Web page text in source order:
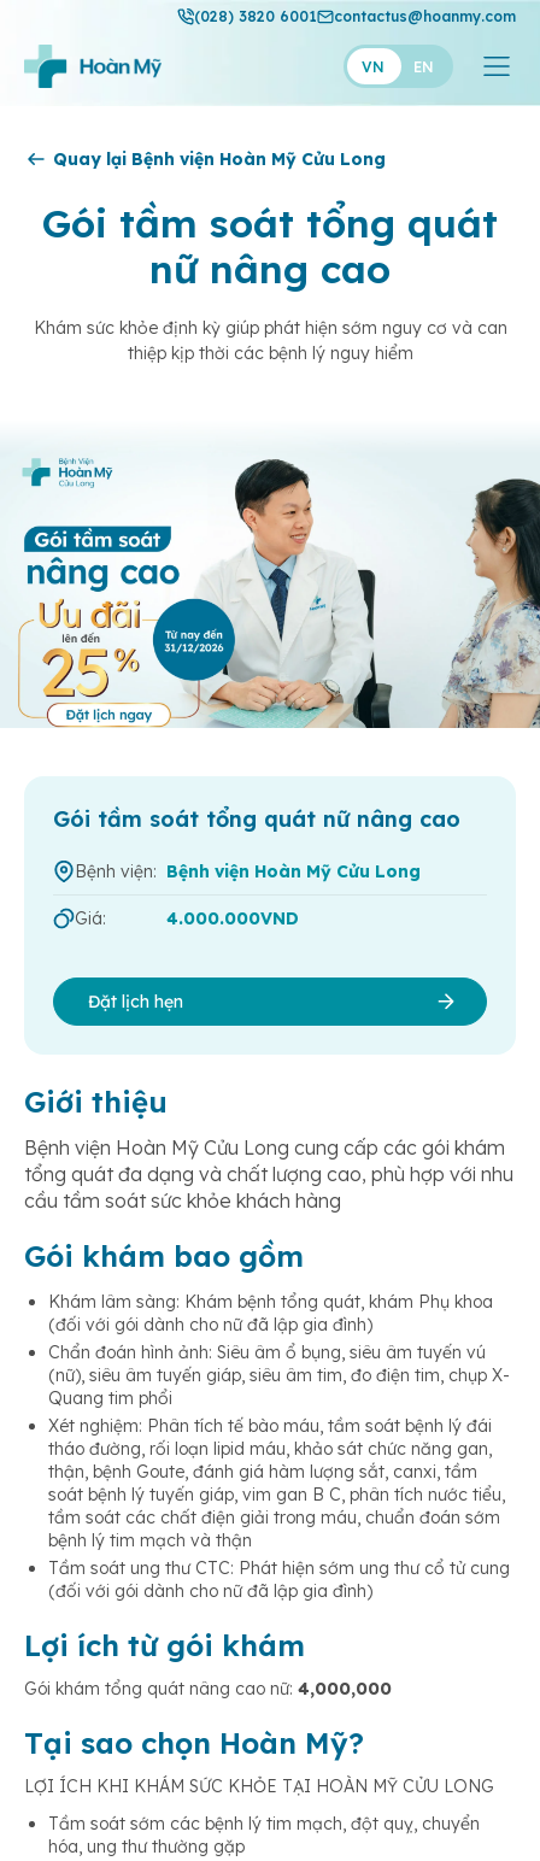
(028) 3820 6001 contactus@hoanmy.com
VN EN
Hoàn Mỹ
Hạnh Phúc
Thuận Mỹ
Quay lại Bệnh viện Hoàn Mỹ Cửu Long
Gói tầm soát tổng quát
nữ nâng cao
Khám sức khỏe định kỳ giúp phát hiện sớm nguy cơ và can
thiệp kịp thời các bệnh lý nguy hiểm
Giới thiệu
Bệnh viện Hoàn Mỹ Cửu Long cung cấp các gói khám
tổng quát đa dạng và chất lượng cao, phù hợp với nhu
cầu tầm soát sức khỏe khách hàng
Gói khám bao gồm
Khám lâm sàng: Khám bệnh tổng quát, khám Phụ khoa
(đối với gói dành cho nữ đã lập gia đình)
Chẩn đoán hình ảnh: Siêu âm ổ bụng, siêu âm tuyến vú
(nữ), siêu âm tuyến giáp, siêu âm tim, đo điện tim, chụp X-
Quang tim phổi
Xét nghiệm: Phân tích tế bào máu, tầm soát bệnh lý đái
tháo đường, rối loạn lipid máu, khảo sát chức năng gan,
thận, bệnh Goute, đánh giá hàm lượng sắt, canxi, tầm
soát bệnh lý tuyến giáp, vim gan B C, phân tích nước tiểu,
tầm soát các chất điện giải trong máu, chuẩn đoán sớm
bệnh lý tim mạch và thận
Tầm soát ung thư CTC: Phát hiện sớm ung thư cổ tử cung
(đối với gói dành cho nữ đã lập gia đình)
Lợi ích từ gói khám
Gói khám tổng quát nâng cao nữ: 4,000,000
Tại sao chọn Hoàn Mỹ?
LỢI ÍCH KHI KHÁM SỨC KHỎE TẠI HOÀN MỸ CỬU LONG
Tầm soát sớm các bệnh lý tim mạch, đột quỵ, chuyển
hóa, ung thư thường gặp
Gói tầm soát tổng quát nữ nâng cao
Bệnh viện: Bệnh viện Hoàn Mỹ Cửu Long
Giá: 4.000.000VND
Đặt lịch hẹn